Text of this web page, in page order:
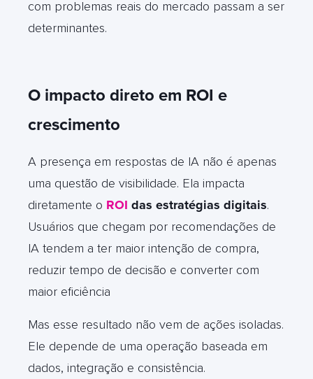
com problemas reais do mercado passam a ser
determinantes.
O impacto direto em ROI e
crescimento
A presença em respostas de IA não é apenas
uma questão de visibilidade. Ela impacta
diretamente o ROI das estratégias digitais.
Usuários que chegam por recomendações de
IA tendem a ter maior intenção de compra,
reduzir tempo de decisão e converter com
maior eficiência
Mas esse resultado não vem de ações isoladas.
Ele depende de uma operação baseada em
dados, integração e consistência.